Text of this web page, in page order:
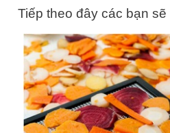
Tiếp theo đây các bạn